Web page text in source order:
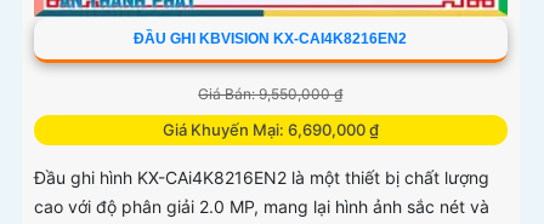
ĐẦU GHI KBVISION KX-CAI4K8216EN2
Giá Bán: 9,550,000 ₫
Giá Khuyến Mại: 6,690,000 ₫
Đầu ghi hình KX-CAi4K8216EN2 là một thiết bị chất lượng
cao với độ phân giải 2.0 MP, mang lại hình ảnh sắc nét và